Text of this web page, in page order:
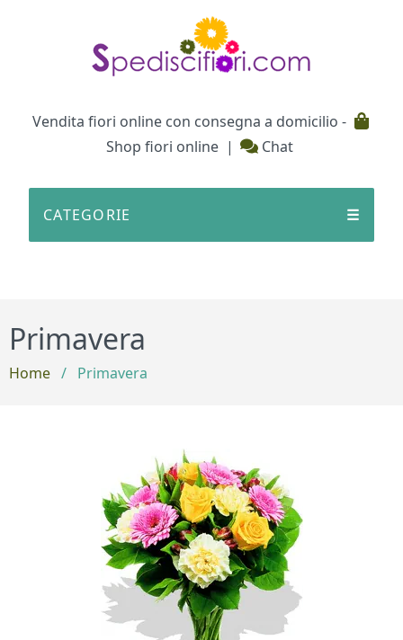
Vendita fiori online con consegna a domicilio -
Shop fiori online | Chat
CATEGORIE ☰
Primavera
Home / Primavera